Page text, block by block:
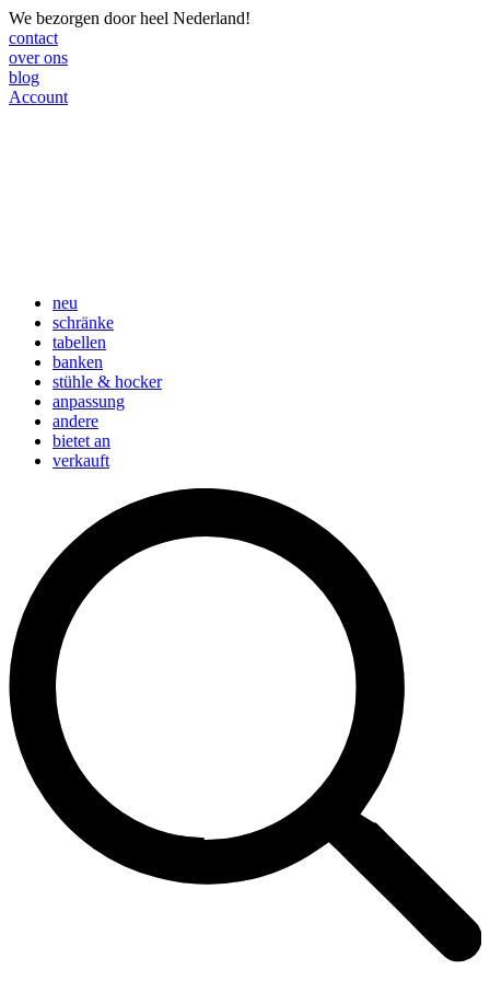
We bezorgen door heel Nederland!
contact
over ons
blog
Account
neu
schränke
tabellen
banken
stühle & hocker
anpassung
andere
bietet an
verkauft